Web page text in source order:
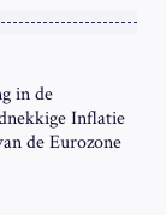
in de
Inflatie
de Eurozone